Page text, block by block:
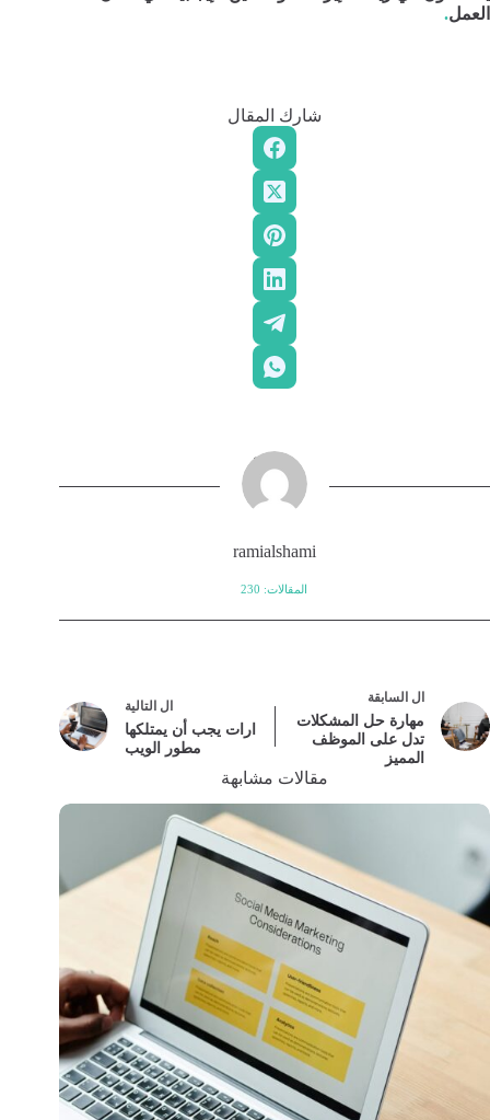
العمل.
شارك المقال
ramialshami
المقالات: 230
ال السابقة
مهارة حل المشكلات
تدل على الموظف
المميز
ال التالية
ارات يجب أن يمتلكها
مطور الويب
مقالات مشابهة